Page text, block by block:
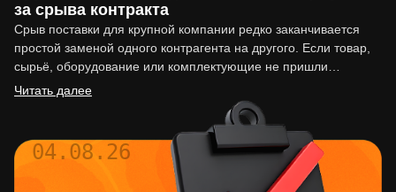
за срыва контракта
Срыв поставки для крупной компании редко заканчивается
простой заменой одного контрагента на другого. Если товар,
сырьё, оборудование или комплектующие не пришли
вовремя, последствия могут…
Читать далее
04.08.26